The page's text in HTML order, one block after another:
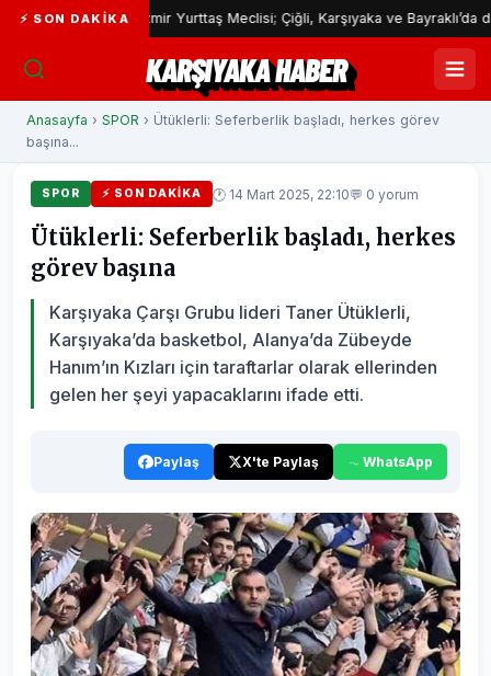
⚡ SON DAKIKA
İzmir Yurttaş Meclisi; Çiğli, Karşıyaka ve Bayraklı’da devam
KARŞIYAKA HABER
Anasayfa › SPOR › Ütüklerli: Seferberlik başladı, herkes görev
başına...
SPOR ⚡ SON DAKIKA 🕐 14 Mart 2025, 22:10💬 0 yorum
Ütüklerli: Seferberlik başladı, herkes
görev başına
Karşıyaka Çarşı Grubu lideri Taner Ütüklerli,
Karşıyaka’da basketbol, Alanya’da Zübeyde
Hanım’ın Kızları için taraftarlar olarak ellerinden
gelen her şeyi yapacaklarını ifade etti.
Paylaş X'te Paylaş WhatsApp